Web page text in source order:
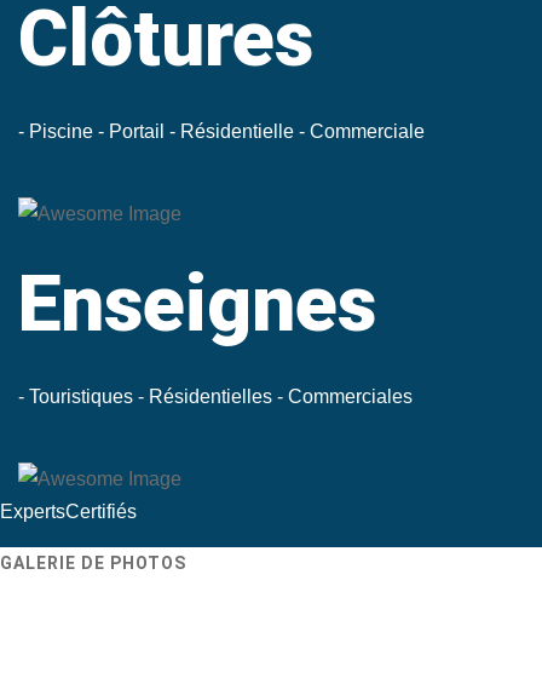
Clôtures
- Piscine - Portail - Résidentielle - Commerciale
Enseignes
- Touristiques - Résidentielles - Commerciales
ExpertsCertifiés
GALERIE DE PHOTOS